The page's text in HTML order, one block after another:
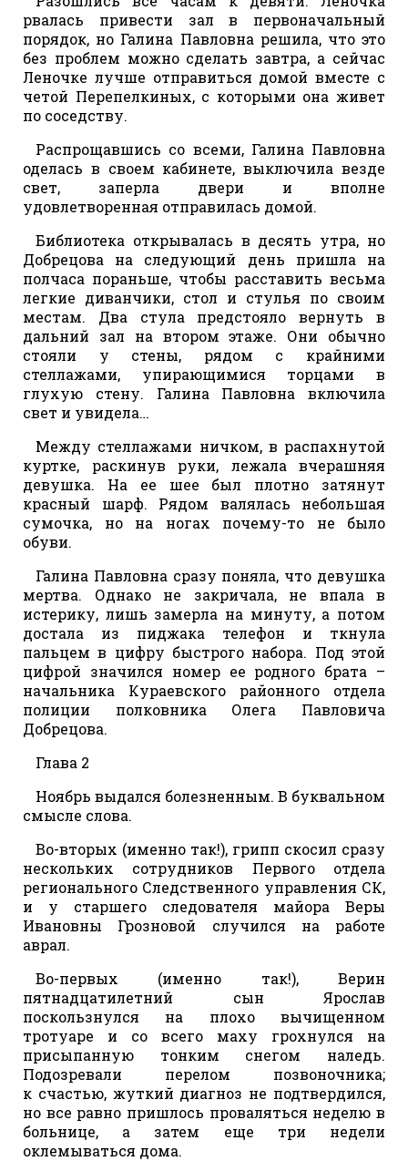
рвалась привести зал в первоначальный
порядок, но Галина Павловна решила, что это
без проблем можно сделать завтра, а сейчас
Леночке лучше отправиться домой вместе с
четой Перепелкиных, с которыми она живет
по соседству.
Распрощавшись со всеми, Галина Павловна
оделась в своем кабинете, выключила везде
свет, заперла двери и вполне
удовлетворенная отправилась домой.
Библиотека открывалась в десять утра, но
Добрецова на следующий день пришла на
полчаса пораньше, чтобы расставить весьма
легкие диванчики, стол и стулья по своим
местам. Два стула предстояло вернуть в
дальний зал на втором этаже. Они обычно
стояли у стены, рядом с крайними
стеллажами, упирающимися торцами в
глухую стену. Галина Павловна включила
свет и увидела…
Между стеллажами ничком, в распахнутой
куртке, раскинув руки, лежала вчерашняя
девушка. На ее шее был плотно затянут
красный шарф. Рядом валялась небольшая
сумочка, но на ногах почему-то не было
обуви.
Галина Павловна сразу поняла, что девушка
мертва. Однако не закричала, не впала в
истерику, лишь замерла на минуту, а потом
достала из пиджака телефон и ткнула
пальцем в цифру быстрого набора. Под этой
цифрой значился номер ее родного брата –
начальника Кураевского районного отдела
полиции полковника Олега Павловича
Добрецова.
Глава 2
Ноябрь выдался болезненным. В буквальном
смысле слова.
Во-вторых (именно так!), грипп скосил сразу
нескольких сотрудников Первого отдела
регионального Следственного управления СК,
и у старшего следователя майора Веры
Ивановны Грозновой случился на работе
аврал.
Во-первых (именно так!), Верин
пятнадцатилетний сын Ярослав
поскользнулся на плохо вычищенном
тротуаре и со всего маху грохнулся на
присыпанную тонким снегом наледь.
Подозревали перелом позвоночника;
к счастью, жуткий диагноз не подтвердился,
но все равно пришлось проваляться неделю в
больнице, а затем еще три недели
оклемываться дома.